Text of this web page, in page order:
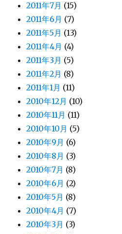
2011年7月 (15)
2011年6月 (7)
2011年5月 (13)
2011年4月 (4)
2011年3月 (5)
2011年2月 (8)
2011年1月 (11)
2010年12月 (10)
2010年11月 (11)
2010年10月 (5)
2010年9月 (6)
2010年8月 (3)
2010年7月 (8)
2010年6月 (2)
2010年5月 (8)
2010年4月 (7)
2010年3月 (3)